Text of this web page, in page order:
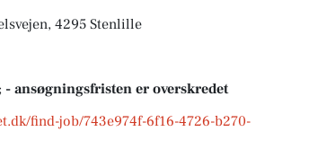
4295 Stenlille
- ansøgningsfristen er overskredet
find-job/743e974f-6f16-4726-b270-